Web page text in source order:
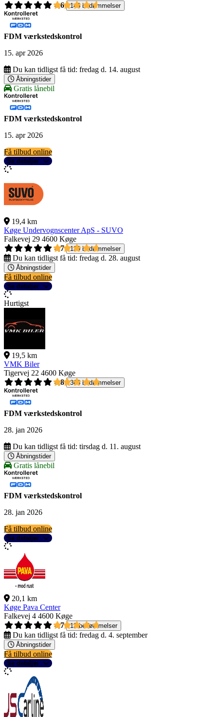
4,6
146 bedømmelser
FDM værkstedskontrol
15. apr 2026
Du kan tidligst få tid: fredag d. 14. august
Åbningstider
Gratis lånebil
FDM værkstedskontrol
15. apr 2026
Få tilbud online
Se detaljer
19,4 km
Køge Undervognscenter ApS - SUVO
Falkevej 29 4600 Køge
4,7
139 bedømmelser
Du kan tidligst få tid: fredag d. 28. august
Åbningstider
Få tilbud online
Se detaljer
Hurtigst
19,5 km
VMK Biler
Tigervej 22 4600 Køge
4,8
368 bedømmelser
FDM værkstedskontrol
28. jan 2026
Du kan tidligst få tid: tirsdag d. 11. august
Åbningstider
Gratis lånebil
FDM værkstedskontrol
28. jan 2026
Få tilbud online
Se detaljer
20,1 km
Køge Pava Center
Falkevej 4 4600 Køge
4,7
13 bedømmelser
Du kan tidligst få tid: fredag d. 4. september
Åbningstider
Få tilbud online
Se detaljer